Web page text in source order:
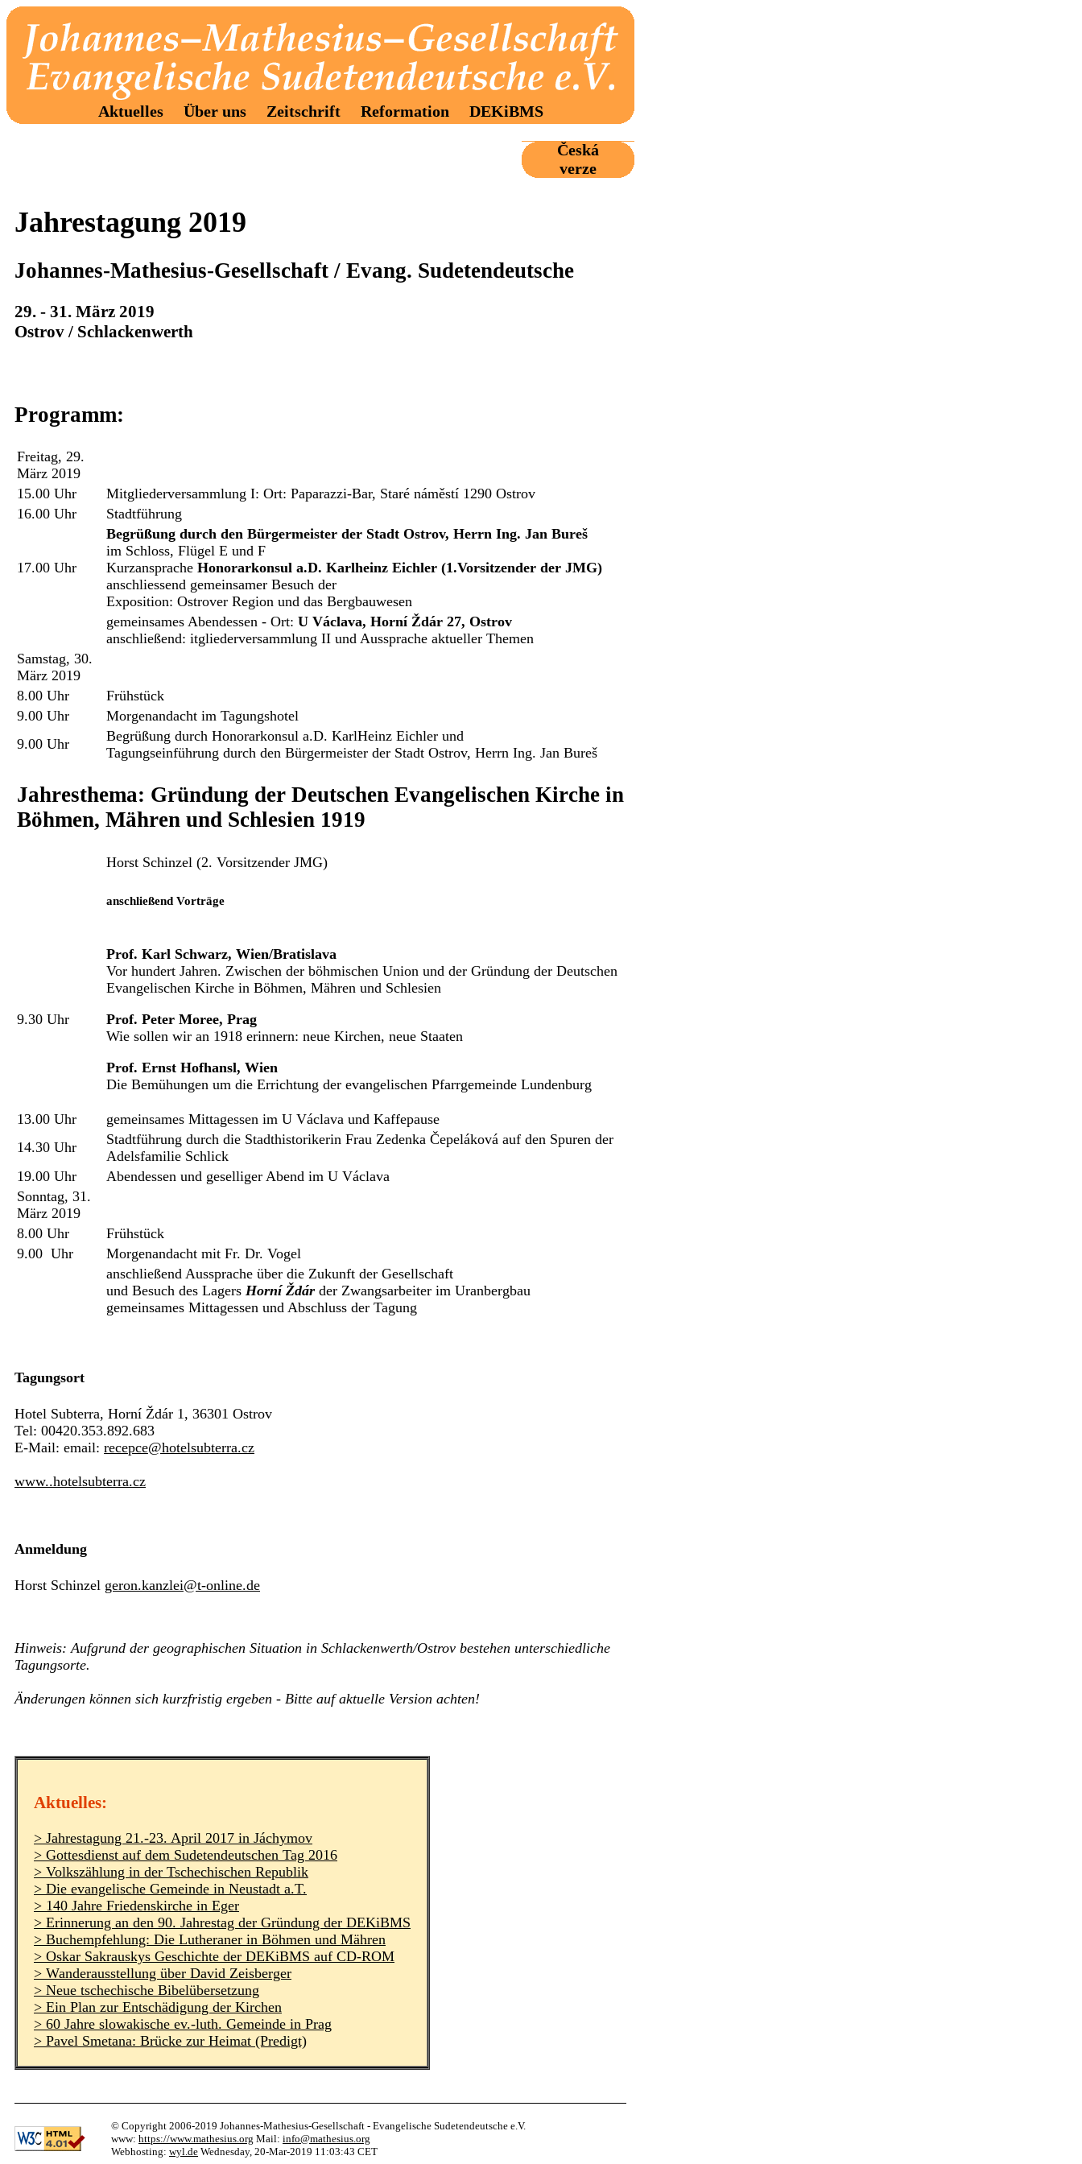
Aktuelles Über uns Zeitschrift Reformation DEKiBMS
Česká
verze
Jahrestagung 2019
Johannes-Mathesius-Gesellschaft / Evang. Sudetendeutsche
29. - 31. März 2019
Ostrov / Schlackenwerth
Programm:
Freitag, 29.
März 2019
15.00 Uhr
Mitgliederversammlung I: Ort: Paparazzi-Bar, Staré náměstí 1290 Ostrov
16.00 Uhr
Stadtführung
17.00 Uhr
Begrüßung durch den Bürgermeister der Stadt Ostrov, Herrn Ing. Jan Bureš
im Schloss, Flügel E und F
Kurzansprache Honorarkonsul a.D. Karlheinz Eichler (1.Vorsitzender der JMG)
anschliessend gemeinsamer Besuch der
Exposition: Ostrover Region und das Bergbauwesen
gemeinsames Abendessen - Ort: U Václava, Horní Ždár 27, Ostrov
anschließend: itgliederversammlung II und Aussprache aktueller Themen
Samstag, 30.
März 2019
8.00 Uhr
Frühstück
9.00 Uhr
Morgenandacht im Tagungshotel
9.00 Uhr
Begrüßung durch Honorarkonsul a.D. KarlHeinz Eichler und
Tagungseinführung durch den Bürgermeister der Stadt Ostrov, Herrn Ing. Jan Bureš
Jahresthema: Gründung der Deutschen Evangelischen Kirche in
Böhmen, Mähren und Schlesien 1919
Horst Schinzel (2. Vorsitzender JMG)
anschließend Vorträge
9.30 Uhr
Prof. Karl Schwarz, Wien/Bratislava
Vor hundert Jahren. Zwischen der böhmischen Union und der Gründung der Deutschen
Evangelischen Kirche in Böhmen, Mähren und Schlesien
Prof. Peter Moree, Prag
Wie sollen wir an 1918 erinnern: neue Kirchen, neue Staaten
Prof. Ernst Hofhansl, Wien
Die Bemühungen um die Errichtung der evangelischen Pfarrgemeinde Lundenburg
13.00 Uhr
gemeinsames Mittagessen im U Václava und Kaffepause
14.30 Uhr
Stadtführung durch die Stadthistorikerin Frau Zedenka Čepeláková auf den Spuren der
Adelsfamilie Schlick
19.00 Uhr
Abendessen und geselliger Abend im U Václava
Sonntag, 31.
März 2019
8.00 Uhr
Frühstück
9.00 Uhr
Morgenandacht mit Fr. Dr. Vogel
anschließend Aussprache über die Zukunft der Gesellschaft
und Besuch des Lagers Horní Ždár der Zwangsarbeiter im Uranbergbau
gemeinsames Mittagessen und Abschluss der Tagung
Tagungsort
Hotel Subterra, Horní Ždár 1, 36301 Ostrov
Tel: 00420.353.892.683
E-Mail: email: recepce@hotelsubterra.cz
www..hotelsubterra.cz
Anmeldung
Horst Schinzel geron.kanzlei@t-online.de
Hinweis: Aufgrund der geographischen Situation in Schlackenwerth/Ostrov bestehen unterschiedliche
Tagungsorte.
Änderungen können sich kurzfristig ergeben - Bitte auf aktuelle Version achten!
Aktuelles:
> Jahrestagung 21.-23. April 2017 in Jáchymov
> Gottesdienst auf dem Sudetendeutschen Tag 2016
> Volkszählung in der Tschechischen Republik
> Die evangelische Gemeinde in Neustadt a.T.
> 140 Jahre Friedenskirche in Eger
> Erinnerung an den 90. Jahrestag der Gründung der DEKiBMS
> Buchempfehlung: Die Lutheraner in Böhmen und Mähren
> Oskar Sakrauskys Geschichte der DEKiBMS auf CD-ROM
> Wanderausstellung über David Zeisberger
> Neue tschechische Bibelübersetzung
> Ein Plan zur Entschädigung der Kirchen
> 60 Jahre slowakische ev.-luth. Gemeinde in Prag
> Pavel Smetana: Brücke zur Heimat (Predigt)
© Copyright 2006-2019 Johannes-Mathesius-Gesellschaft - Evangelische Sudetendeutsche e.V.
www: https://www.mathesius.org Mail: info@mathesius.org
Webhosting: wyl.de Wednesday, 20-Mar-2019 11:03:43 CET